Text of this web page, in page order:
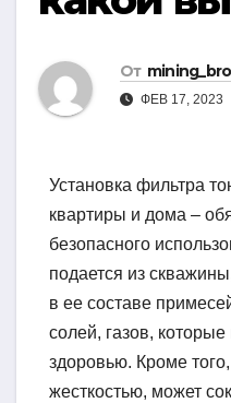
От
ФЕВ 17, 2023
Установка фильтра
квартиры и дома –
безопасного
подается из
в ее составе
солей, газов,
здоровью. Кроме
жесткостью, может